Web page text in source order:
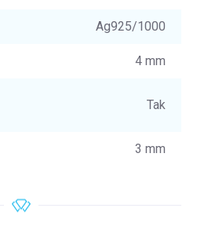
Ag925/1000
4 mm
Tak
3 mm